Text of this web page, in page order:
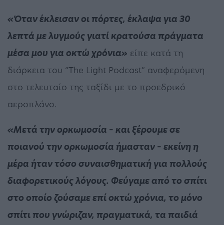
«Όταν έκλεισαν οι πόρτες, έκλαψα για 30
λεπτά με λυγμούς γιατί κρατούσα πράγματα
μέσα μου για οκτώ χρόνια» είπε κατά τη
διάρκεια του “The Light Podcast” αναφερόμενη
στο τελευταίο της ταξίδι με το προεδρικό
αεροπλάνο.
«Μετά την ορκωμοσία – και ξέρουμε σε
ποιανού την ορκωμοσία ήμασταν – εκείνη η
μέρα ήταν τόσο συναισθηματική για πολλούς
διαφορετικούς λόγους. Φεύγαμε από το σπίτι
στο οποίο ζούσαμε επί οκτώ χρόνια, το μόνο
σπίτι που γνώριζαν, πραγματικά, τα παιδιά